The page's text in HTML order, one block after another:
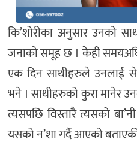
कि’शोरीका अनुसार उनको
जनाको समूह छ । केही
एक दिन साथीहरुले उनलाई
भने । साथीहरुको कुरा मानेर
त्यसपछि विस्तारै त्यसको
यसको न’शा गर्दै आएको